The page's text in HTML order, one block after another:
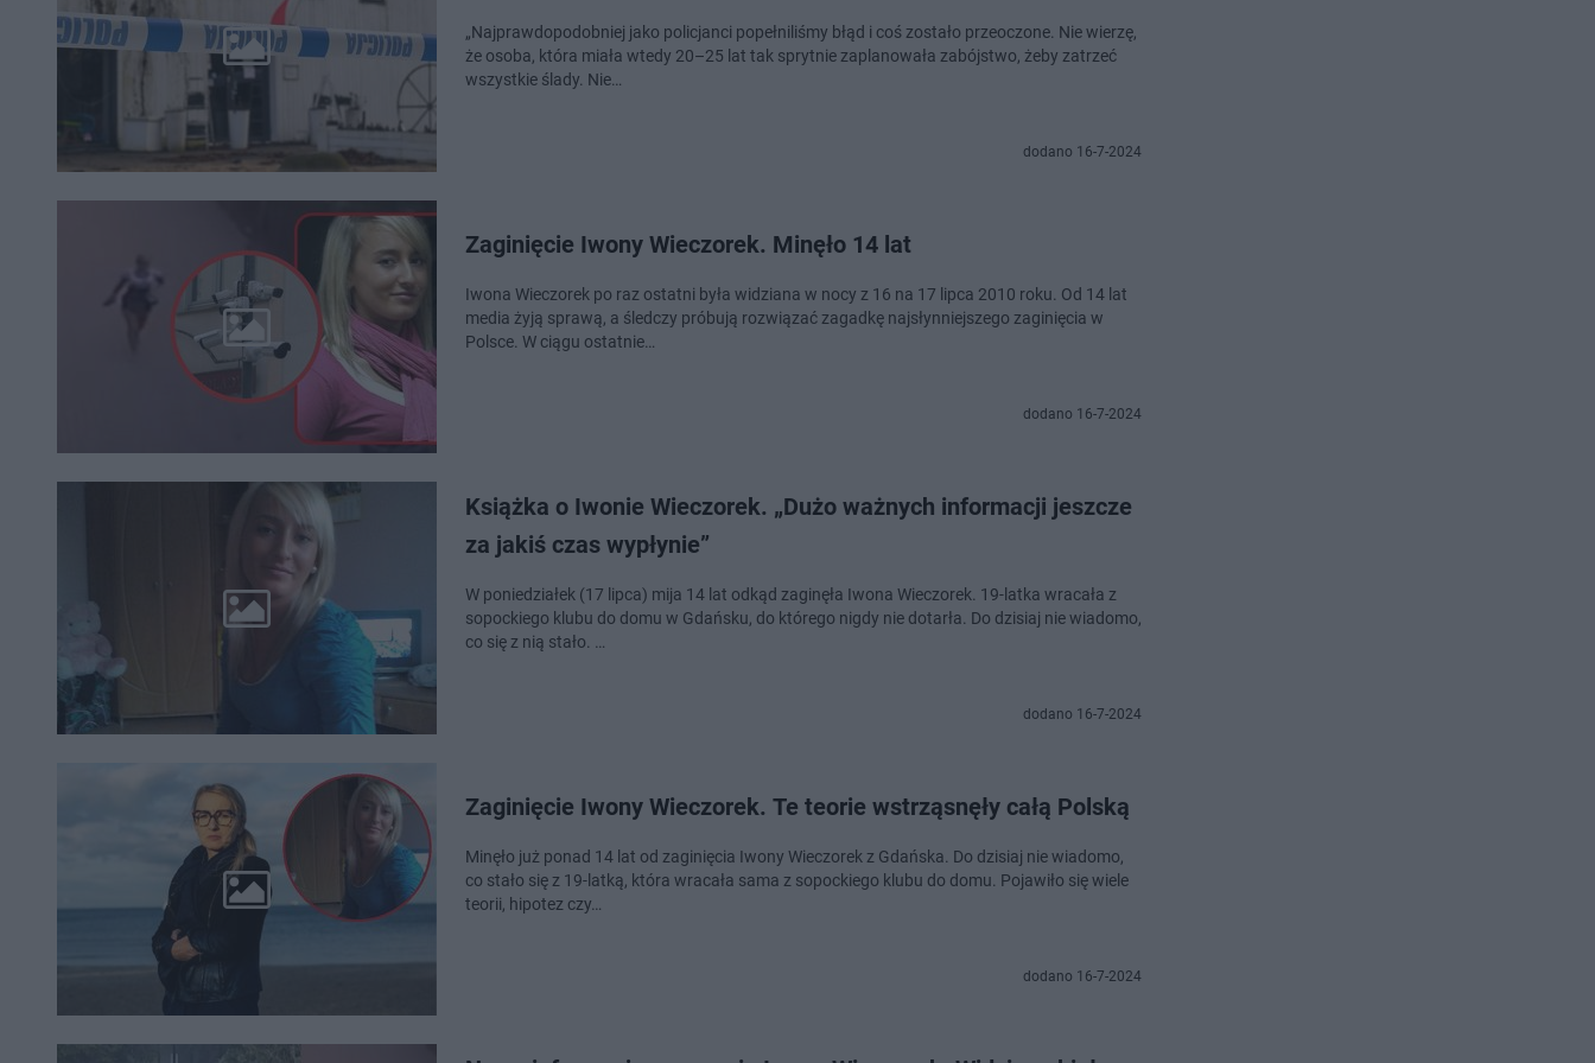
„Najprawdopodobniej jako policjanci popełniliśmy błąd i coś zostało przeoczone. Nie wierzę,
że osoba, która miała wtedy 20–25 lat tak sprytnie zaplanowała zabójstwo, żeby zatrzeć
wszystkie ślady. Nie…
dodano 16-7-2024
Zaginięcie Iwony Wieczorek. Minęło 14 lat
Iwona Wieczorek po raz ostatni była widziana w nocy z 16 na 17 lipca 2010 roku. Od 14 lat
media żyją sprawą, a śledczy próbują rozwiązać zagadkę najsłynniejszego zaginięcia w
Polsce. W ciągu ostatnie…
dodano 16-7-2024
Książka o Iwonie Wieczorek. „Dużo ważnych informacji jeszcze
za jakiś czas wypłynie”
W poniedziałek (17 lipca) mija 14 lat odkąd zaginęła Iwona Wieczorek. 19-latka wracała z
sopockiego klubu do domu w Gdańsku, do którego nigdy nie dotarła. Do dzisiaj nie wiadomo,
co się z nią stało. …
dodano 16-7-2024
Zaginięcie Iwony Wieczorek. Te teorie wstrząsnęły całą Polską
Minęło już ponad 14 lat od zaginięcia Iwony Wieczorek z Gdańska. Do dzisiaj nie wiadomo,
co stało się z 19-latką, która wracała sama z sopockiego klubu do domu. Pojawiło się wiele
teorii, hipotez czy…
dodano 16-7-2024